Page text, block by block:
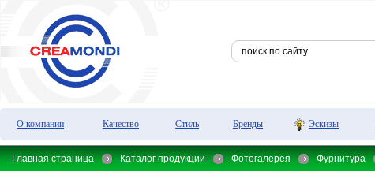
О компании Качество Стиль Бренды Эскизы
Главная страница Каталог продукции Фотогалерея Фурнитура